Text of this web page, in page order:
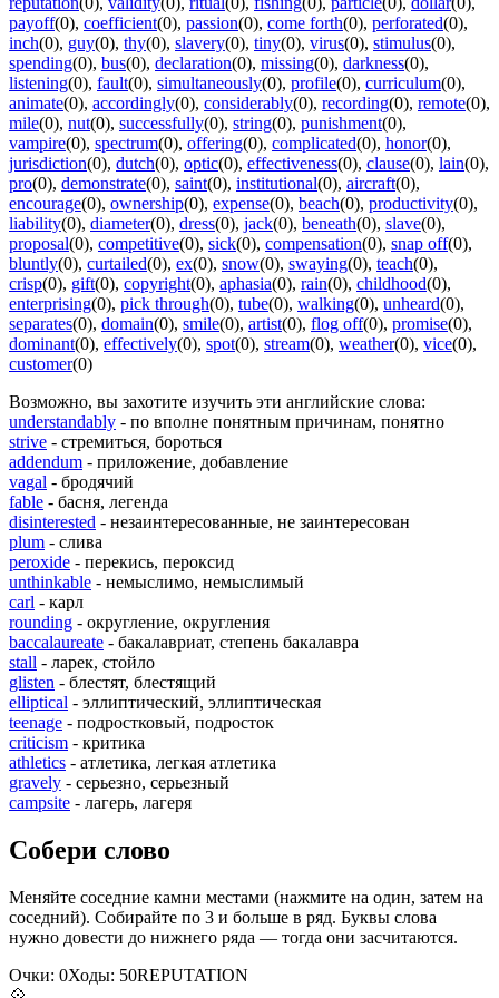
payoff(0), coefficient(0), passion(0), come forth(0), perforated(0),
inch(0), guy(0), thy(0), slavery(0), tiny(0), virus(0), stimulus(0),
spending(0), bus(0), declaration(0), missing(0), darkness(0),
listening(0), fault(0), simultaneously(0), profile(0), curriculum(0),
animate(0), accordingly(0), considerably(0), recording(0), remote(0),
mile(0), nut(0), successfully(0), string(0), punishment(0),
vampire(0), spectrum(0), offering(0), complicated(0), honor(0),
jurisdiction(0), dutch(0), optic(0), effectiveness(0), clause(0), lain(0),
pro(0), demonstrate(0), saint(0), institutional(0), aircraft(0),
encourage(0), ownership(0), expense(0), beach(0), productivity(0),
liability(0), diameter(0), dress(0), jack(0), beneath(0), slave(0),
proposal(0), competitive(0), sick(0), compensation(0), snap off(0),
bluntly(0), curtailed(0), ex(0), snow(0), swaying(0), teach(0),
crisp(0), gift(0), copyright(0), aphasia(0), rain(0), childhood(0),
enterprising(0), pick through(0), tube(0), walking(0), unheard(0),
separates(0), domain(0), smile(0), artist(0), flog off(0), promise(0),
dominant(0), effectively(0), spot(0), stream(0), weather(0), vice(0),
customer(0)
Возможно, вы захотите изучить эти английские слова:
understandably - по вполне понятным причинам, понятно
strive - стремиться, бороться
addendum - приложение, добавление
vagal - бродячий
fable - басня, легенда
disinterested - незаинтересованные, не заинтересован
plum - слива
peroxide - перекись, пероксид
unthinkable - немыслимо, немыслимый
carl - карл
rounding - округление, округления
baccalaureate - бакалавриат, степень бакалавра
stall - ларек, стойло
glisten - блестят, блестящий
elliptical - эллиптический, эллиптическая
teenage - подростковый, подросток
criticism - критика
athletics - атлетика, легкая атлетика
gravely - серьезно, серьезный
campsite - лагерь, лагеря
Собери слово
Меняйте соседние камни местами (нажмите на один, затем на
соседний). Собирайте по 3 и больше в ряд. Буквы слова
нужно довести до нижнего ряда — тогда они засчитаются.
Очки: 0Ходы: 50REPUTATION